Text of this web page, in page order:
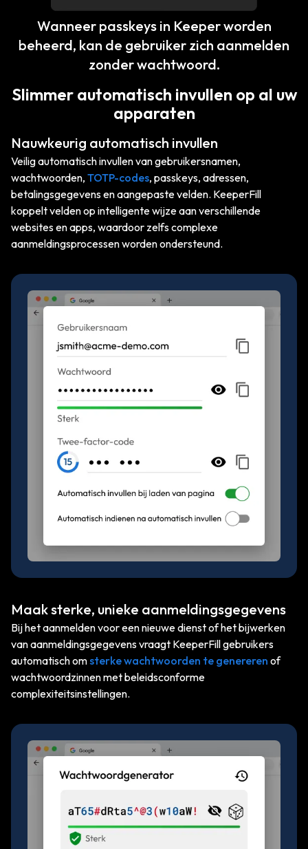
Wanneer passkeys in Keeper worden
beheerd, kan de gebruiker zich aanmelden
zonder wachtwoord.
Slimmer automatisch invullen op al uw
apparaten
Nauwkeurig automatisch invullen
Veilig automatisch invullen van gebruikersnamen,
wachtwoorden, TOTP-codes, passkeys, adressen,
betalingsgegevens en aangepaste velden. KeeperFill
koppelt velden op intelligente wijze aan verschillende
websites en apps, waardoor zelfs complexe
aanmeldingsprocessen worden ondersteund.
Maak sterke, unieke aanmeldingsgegevens
Bij het aanmelden voor een nieuwe dienst of het bijwerken
van aanmeldingsgegevens vraagt KeeperFill gebruikers
automatisch omsterke wachtwoorden te genereren of
wachtwoordzinnen met beleidsconforme
complexiteitsinstellingen.